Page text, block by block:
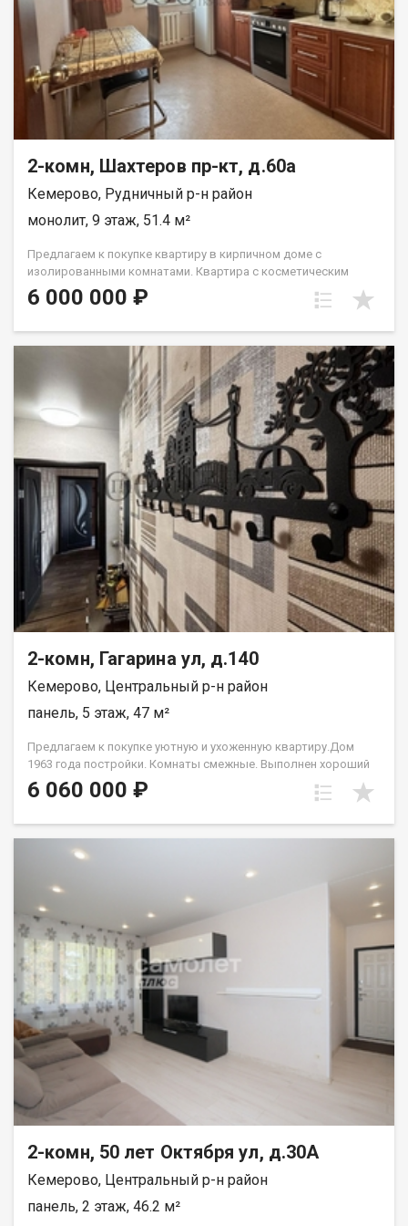
2-комн, Шахтеров пр-кт, д.60а
Кемерово, Рудничный р-н район
монолит, 9 этаж, 51.4 м²
Предлагаем к покупке квартиру в кирпичном доме с
изолированными комнатами. Квартира с косметическим
ремонтом, что позволяет сразу заехать и жить. Просторная
кухня с выходом на лоджию.Две светлые комнаты с видом на
6 000 000 ₽
2-комн, Гагарина ул, д.140
Кемерово, Центральный р-н район
панель, 5 этаж, 47 м²
Предлагаем к покупке уютную и ухоженную квартиру.Дом
1963 года постройки. Комнаты смежные. Выполнен хороший
ремонт, квартира полностью мебелирована и оснащена
бытовой техникой. С/у совмещ и выложен кафелем. Балкон
6 060 000 ₽
2-комн, 50 лет Октября ул, д.30А
Кемерово, Центральный р-н район
панель, 2 этаж, 46.2 м²